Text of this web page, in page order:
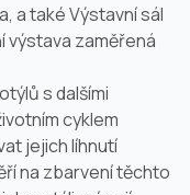
a také Výstavní sál
výstava zaměřená
s dalšími
cyklem
jejich líhnutí
na zbarvení těchto